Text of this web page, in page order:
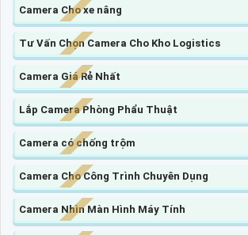
Camera Cho xe nâng
Tư Vấn Chọn Camera Cho Kho Logistics
Camera Giá Rẻ Nhất
Lắp Camera Phòng Phẩu Thuật
Camera có chống trộm
Camera Cho Công Trình Chuyên Dụng
Camera Nhìn Màn Hình Máy Tính